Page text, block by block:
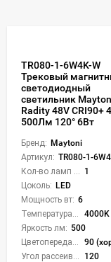
TR080-1-6W4K-W
Трековый
светодиодный
светильник
Radity 48V CRI90+
500Лм 120° 6Вт
Бренд: Maytoni
Артикул: TR080-1-
1
Цоколь: LED
Мощность вт: 6
4000K
Яркость лм: 500
90
120